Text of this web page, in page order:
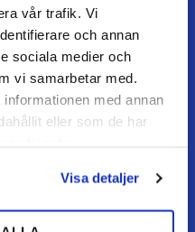
vår trafik. Vi
och annan
sociala medier och
vi samarbetar med.
med annan
eller som de har
Visa detaljer